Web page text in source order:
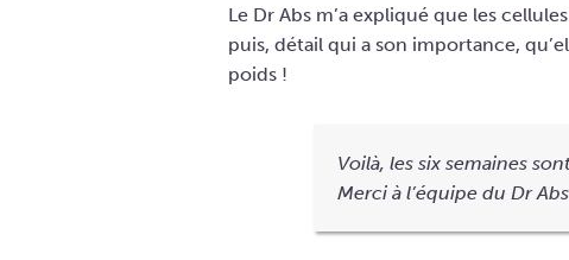
Le Dr Abs m’a expliqué que les
puis, détail qui a son importance,
poids !
Voilà, les six semaines
Merci à l’équipe du Dr